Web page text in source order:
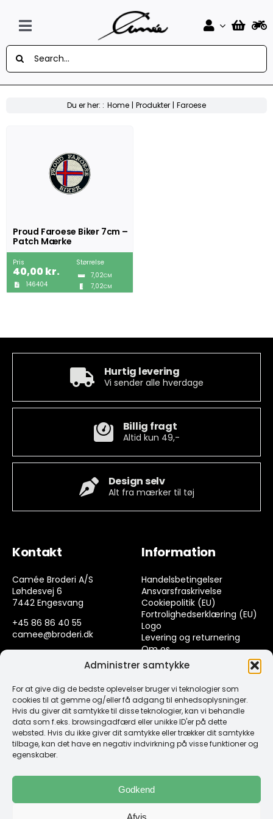
Administrer samtykke
For at give dig de bedste oplevelser bruger vi teknologier som
cookies til at gemme og/eller få adgang til enhedsoplysninger.
Hvis du giver dit samtykke til disse teknologier, kan vi behandle
data som f.eks. browsingadfærd eller unikke ID'er på dette
websted. Hvis du ikke giver dit samtykke eller trækker dit samtykke
tilbage, kan det have en negativ indvirkning på visse funktioner og
egenskaber.
Godkend
Afvis
contentToggle
Navigation
Forside
Design Selv Mærker
Musik
Sport
ØL & Spiritus
Andre Mærker
Søg
efter:
Du er her: : Home Produkter Faroese
Proud Faroese Biker 7cm –
Patch Mærke
Pris
40,00kr.
146404
Størrelse
7,02CM
7,02CM
Hurtig levering
Vi sender alle hverdage
Billig fragt
Altid kun 49,-
Design selv
Alt fra mærker til tøj
Kontakt
Camée Broderi A/S
Løhdesvej 6
7442 Engesvang
+45 86 86 40 55
camee@broderi.dk
Information
Handelsbetingelser
Ansvarsfraskrivelse
Cookiepolitik (EU)
Fortrolighedserklæring (EU)
Logo
Levering og returnering
Om os
Kontakt
Links
Spørgsmål & Svar
Tråd
Design selv guide
Konto
Log ind